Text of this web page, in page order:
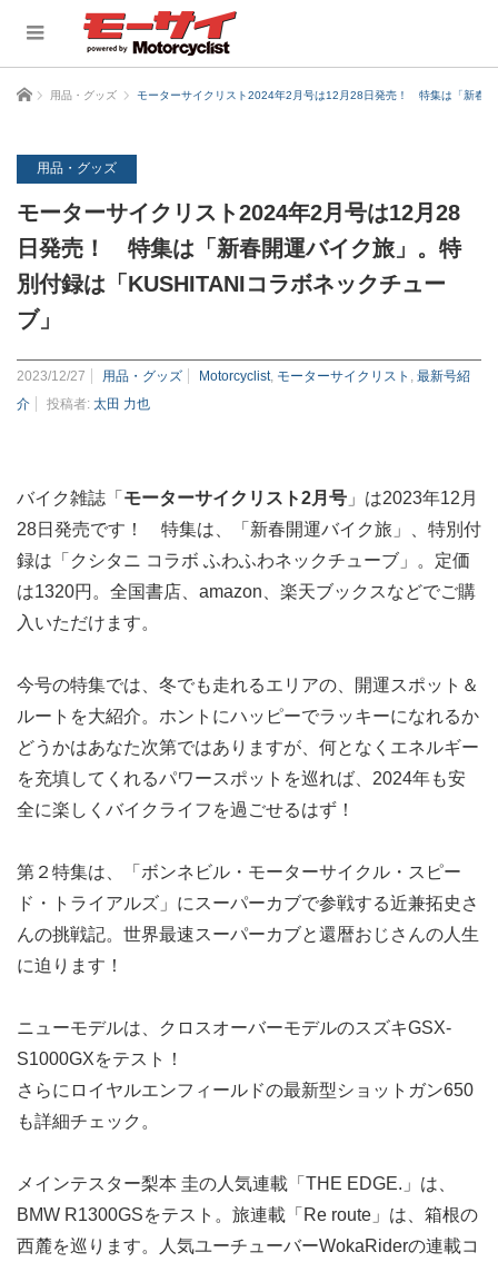
ホーム 用品・グッズ モーターサイクリスト2024年2月号は12月28日発売！ 特集は「新春
用品・グッズ
モーターサイクリスト2024年2月号は12月28
日発売！ 特集は「新春開運バイク旅」。特
別付録は「KUSHITANIコラボネックチュー
ブ」
2023/12/27 用品・グッズ Motorcyclist, モーターサイクリスト
最新号紹
介
投稿者: 太田 力也
バイク雑誌「 モーターサイクリスト2月号 」は2023年12月
28日発売です！ 特集は、「新春開運バイク旅」、特別付
録は「クシタニ コラボ ふわふわネックチューブ」。定価
は1320円。全国書店、amazon、楽天ブックスなどでご購
入いただけます。
今号の特集では、冬でも走れるエリアの、開運スポット＆
ルートを大紹介。ホントにハッピーでラッキーになれるか
どうかはあなた次第ではありますが、何となくエネルギー
を充填してくれるパワースポットを巡れば、2024年も安
全に楽しくバイクライフを過ごせるはず！
第２特集は、「ボンネビル・モーターサイクル・スピー
ド・トライアルズ」にスーパーカブで参戦する近兼拓史さ
んの挑戦記。世界最速スーパーカブと還暦おじさんの人生
に迫ります！
ニューモデルは、クロスオーバーモデルのスズキGSX-
S1000GXをテスト！
さらにロイヤルエンフィールドの最新型ショットガン650
も詳細チェック。
メインテスター梨本 圭の人気連載「THE EDGE.」は、
BMW R1300GSをテスト。旅連載「Re route」は、箱根の
西麓を巡ります。人気ユーチューバーWokaRiderの連載コ